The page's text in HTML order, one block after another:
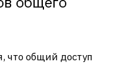
что общий доступ